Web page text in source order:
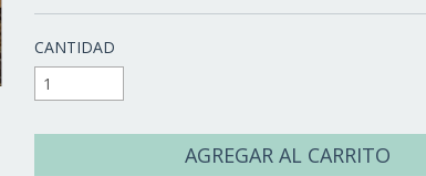
CANTIDAD